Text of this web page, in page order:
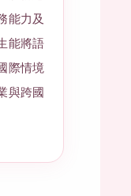
能力及
能將語
際情境
與跨國